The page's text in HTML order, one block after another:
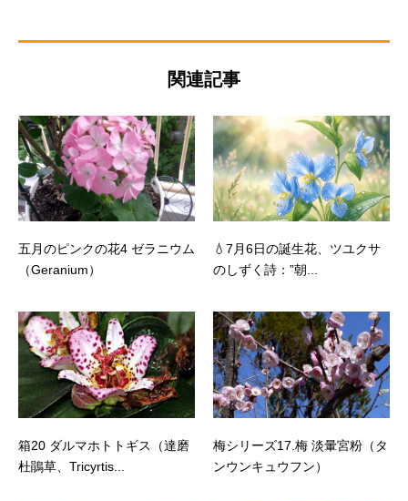
関連記事
五月のピンクの花4 ゼラニウム
（Geranium）
💧7月6日の誕生花、ツユクサ
のしずく詩：”朝...
箱20 ダルマホトトギス（達磨
杜鵑草、Tricyrtis...
梅シリーズ17.梅 淡暈宮粉（タ
ンウンキュウフン）